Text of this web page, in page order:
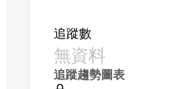
追蹤數
無資料
追蹤趨勢圖表